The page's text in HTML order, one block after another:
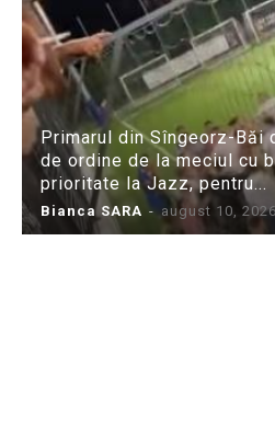
Primarul din Sîngeorz-
de ordine de la meciul cu
prioritate la Jazz, pentru...
Bianca SARA - august 10,